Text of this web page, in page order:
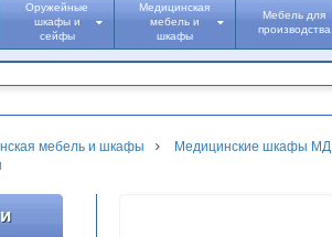
Оружейные
шкафы и
сейфы
Медицинская
мебель и
шкафы
Мебель для
производства
мебель и шкафы
Медицинские шкафы МД